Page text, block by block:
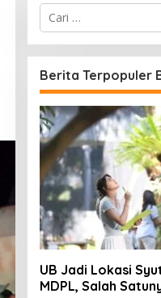
C
i
u
n
t
u
k
:
Berita Terpopuler
UB Jadi Lokasi
MDPL, Salah